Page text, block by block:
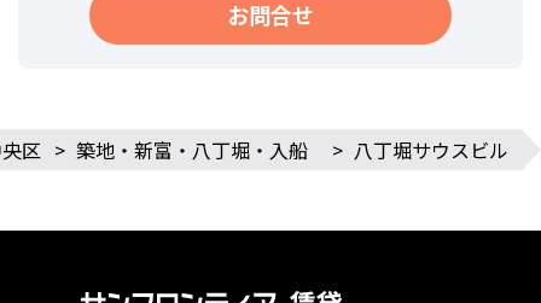
お問合せ
区 > 築地・新富・八丁堀・入船 > 八丁堀サウスビル